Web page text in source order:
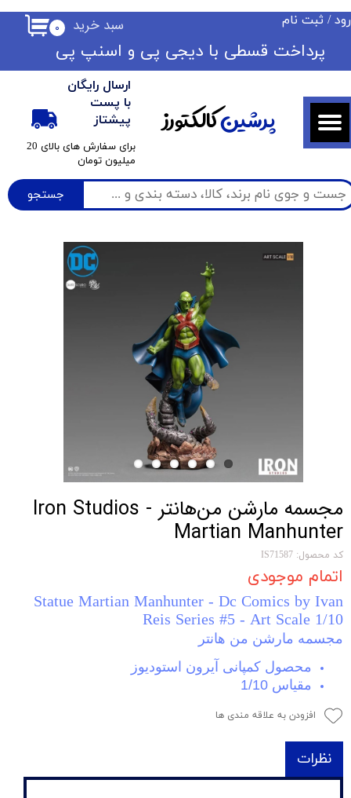
جستجو
ارسال رایگان
با پست
پیشتاز
​برای سفارش های بالای 20
میلیون تومان
۰ سبد خرید / ثبت نام
حساب کاربری من
تغییر گذر واژه
سفارشات
خروج از حساب کاربری
​​پرداخت قسطی با دیجی پی ​​​​​​​و اسنپ پی
پرشینکالکتورز
مجسمه مارشن من‌هانتر Iron Studios -
Martian Manhunter
کد محصول: IS71587
اتمام موجودی
Statue Martian Manhunter - Dc Comics by Ivan
Reis Series #5 - Art Scale 1/10
مجسمه مارشن من هانتر
محصول کمپانی آیرون استودیوز
مقیاس 1/10
افزودن به علاقه مندی ها
نظرات